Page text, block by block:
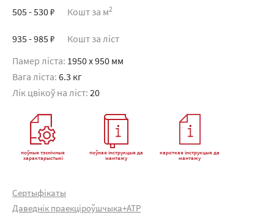
505 - 530 ₽ Кошт за м2
935 - 985 ₽ Кошт за ліст
Памер ліста: 1950 x 950 мм
Вага ліста: 6.3 кг
Лік цвікоў на ліст: 20
поўныя тэхнічныя
характарыстыкі
поўная інструкцыя да
мантажу
кароткая інструкцыя да
мантажу
Сертыфікаты
Даведнік праекціроўшчыка+АТР